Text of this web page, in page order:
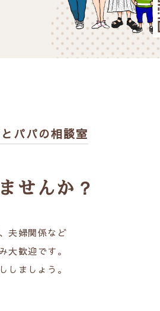
パパの相談室
せんか？
夫婦関係など
大歓迎です。
しましょう。